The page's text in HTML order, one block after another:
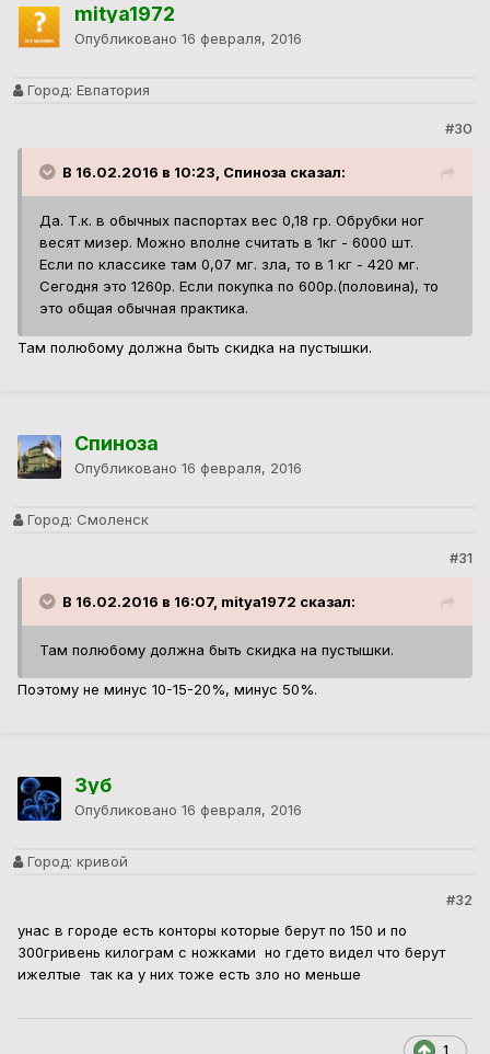
mitya1972
Опубликовано 16 февраля, 2016
Город: Евпатория
#30
В 16.02.2016 в 10:23, Спиноза сказал:
Да. Т.к. в обычных паспортах вес 0,18 гр. Обрубки ног
весят мизер. Можно вполне считать в 1кг - 6000 шт.
Если по классике там 0,07 мг. зла, то в 1 кг - 420 мг.
Сегодня это 1260р. Если покупка по 600р.(половина), то
это общая обычная практика.
Там полюбому должна быть скидка на пустышки.
Спиноза
Опубликовано 16 февраля, 2016
Город: Смоленск
#31
В 16.02.2016 в 16:07, mitya1972 сказал:
Там полюбому должна быть скидка на пустышки.
Поэтому не минус 10-15-20%, минус 50%.
Зуб
Опубликовано 16 февраля, 2016
Город: кривой
#32
унас в городе есть конторы которые берут по 150 и по
300гривень килограм с ножками но гдето видел что берут
ижелтые так ка у них тоже есть зло но меньше
1